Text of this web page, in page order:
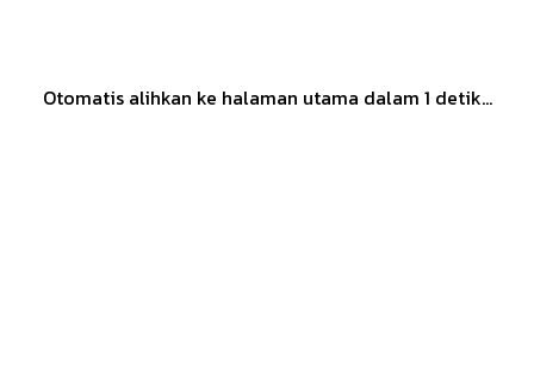
Otomatis alihkan ke halaman utama dalam 1 detik...